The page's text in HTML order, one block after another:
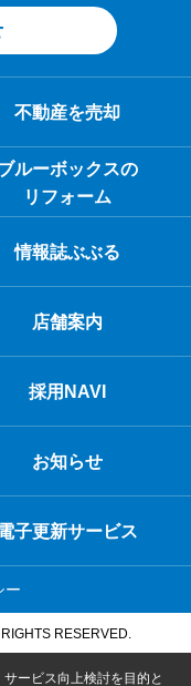
不動産を売却
ルーボックスの
リフォーム
情報誌ぶぶる
店舗案内
採用NAVI
お知らせ
子更新サービス
ー
RESERVED.
ービス向上検討を目的と